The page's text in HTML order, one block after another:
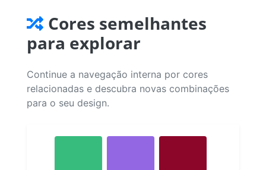
Cores semelhantes
para explorar
Continue a navegação interna por cores
relacionadas e descubra novas combinações
para o seu design.